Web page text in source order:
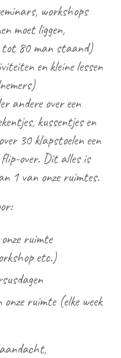
workshops
moet liggen,
tot 80 man staand)
en kleine lessen
andere over een
kussentjes en
30 klapstoelen een
over. Dit alles is
1 van onze ruimtes.
ruimte
etc.)
ruimte (elke week